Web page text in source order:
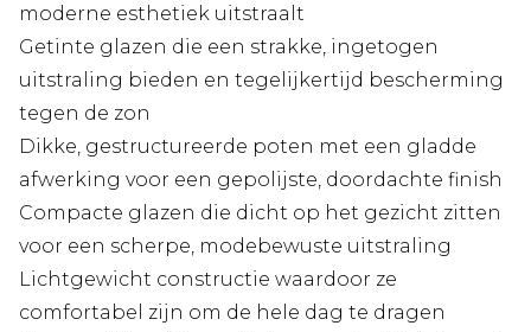
moderne esthetiek uitstraalt
Getinte glazen die een strakke, ingetogen
uitstraling bieden en tegelijkertijd bescherming
tegen de zon
Dikke, gestructureerde poten met een gladde
afwerking voor een gepolijste, doordachte finish
Compacte glazen die dicht op het gezicht zitten
voor een scherpe, modebewuste uitstraling
Lichtgewicht constructie waardoor ze
comfortabel zijn om de hele dag te dragen